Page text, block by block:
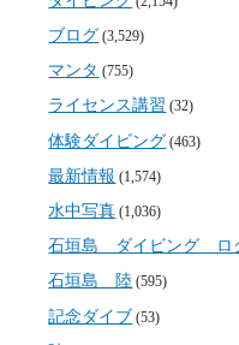
ブログ (3,529)
マンタ (755)
ライセンス講習 (32)
体験ダイビング (463)
最新情報 (1,574)
水中写真 (1,036)
石垣島 ダイビング ロ
石垣島 陸 (595)
記念ダイブ (53)